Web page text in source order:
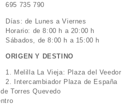
695 735 790
Días: de Lunes a Viernes
Horario: de 8:00 h a 20:00 h
Sábados, de 8:00 h a 15:00 h
ORIGEN Y DESTINO
1. Melilla La Vieja: Plaza del Veedor
2. Intercambiador Plaza de España
Torres Quevedo